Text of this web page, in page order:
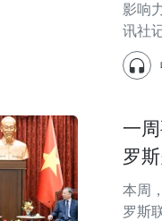
影响
讯社
一
罗
本周
罗斯